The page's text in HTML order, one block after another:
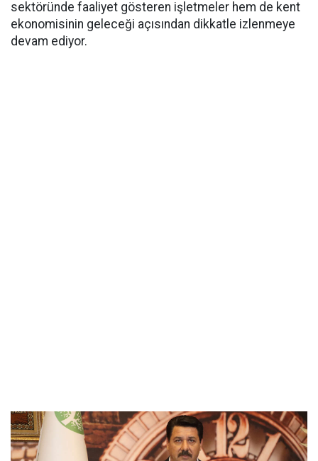
sektöründe faaliyet gösteren işletmeler hem de kent
ekonomisinin geleceği açısından dikkatle izlenmeye
devam ediyor.